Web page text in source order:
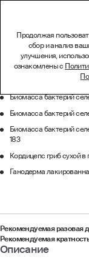
Состав
Биомасса бактерий
Биомасса бактерий
Биомасса бактерий
183
Кордицепс гриб сухой
Ганодерма
Рекомендуемая разовая
Рекомендуемая
Описание
Продолжая
сбор и анализ
улучшения,
ознакомлены с